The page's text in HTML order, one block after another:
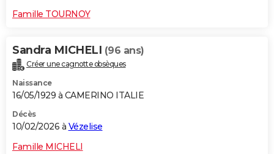
Famille TOURNOY
Sandra MICHELI (96 ans)
Créer une cagnotte obsèques
Naissance
16/05/1929 à CAMERINO ITALIE
Décès
10/02/2026 à Vézelise
Famille MICHELI